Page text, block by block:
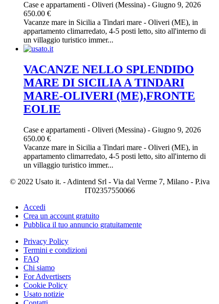
Case e appartamenti - Oliveri (Messina) - Giugno 9, 2026
650.00 €
Vacanze mare in Sicilia a Tindari mare - Oliveri (ME), in
appartamento climarredato, 4-5 posti letto, sito all'interno di
un villaggio turistico immer...
VACANZE NELLO SPLENDIDO
MARE DI SICILIA A TINDARI
MARE-OLIVERI (ME),FRONTE
EOLIE
Case e appartamenti - Oliveri (Messina) - Giugno 9, 2026
650.00 €
Vacanze mare in Sicilia a Tindari mare - Oliveri (ME), in
appartamento climarredato, 4-5 posti letto, sito all'interno di
un villaggio turistico immer...
© 2022 Usato it. - Adintend Srl - Via dal Verme 7, Milano - P.iva
IT02357550066
Accedi
Crea un account gratuito
Pubblica il tuo annuncio gratuitamente
Privacy Policy
Termini e condizioni
FAQ
Chi siamo
For Advertisers
Cookie Policy
Usato notizie